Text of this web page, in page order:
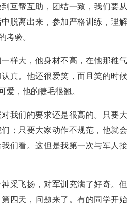
互帮互助，团结一致，我们要从
脱离出来，参加严格训练，理解
考验。
样大，他身材不高，在他那稚气
真。他还很爱笑，而且笑的时候
爱，他的睫毛很翘。
我们的要求还是很高的。只要大
；只要大家动作不规范，他就会
们看。这但是我第一次与军人接
采飞扬，对军训充满了好奇。但
四天，问题来了。有的同学开始